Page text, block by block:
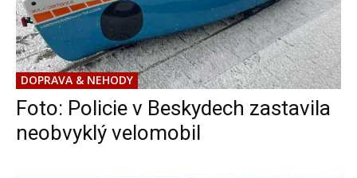
DOPRAVA & NEHODY
Foto: Policie v Beskydech zastavila
neobvyklý velomobil